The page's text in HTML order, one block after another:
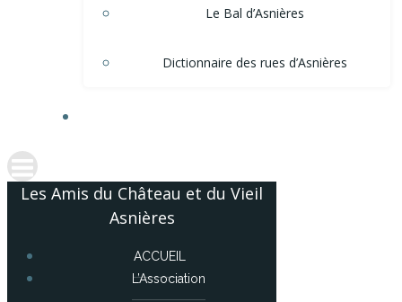
Le Bal d’Asnières
Dictionnaire des rues d’Asnières
Les Amis du Château et du Vieil
Asnières
ACCUEIL
L’Association